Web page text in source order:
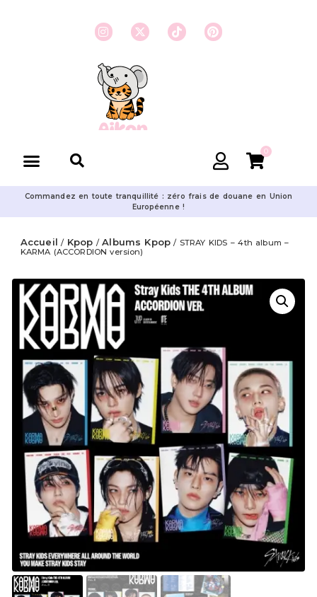
0
Commandez en toute tranquillité : zéro frais de douane en Union
Européenne !
Accueil / Kpop /Albums Kpop/ STRAY KIDS – 4th album –
KARMA (ACCORDION version)